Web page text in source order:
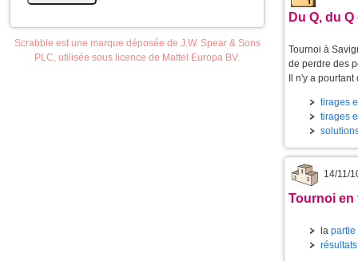
Scrabble est une marque déposée de J.W. Spear & Sons
PLC, utilisée sous licence de Mattel Europa BV.
Du Q, du
Tournoi à
de perdre des
Il n'y a
tirages
tirages
14/11/
Tournoi en
la partie